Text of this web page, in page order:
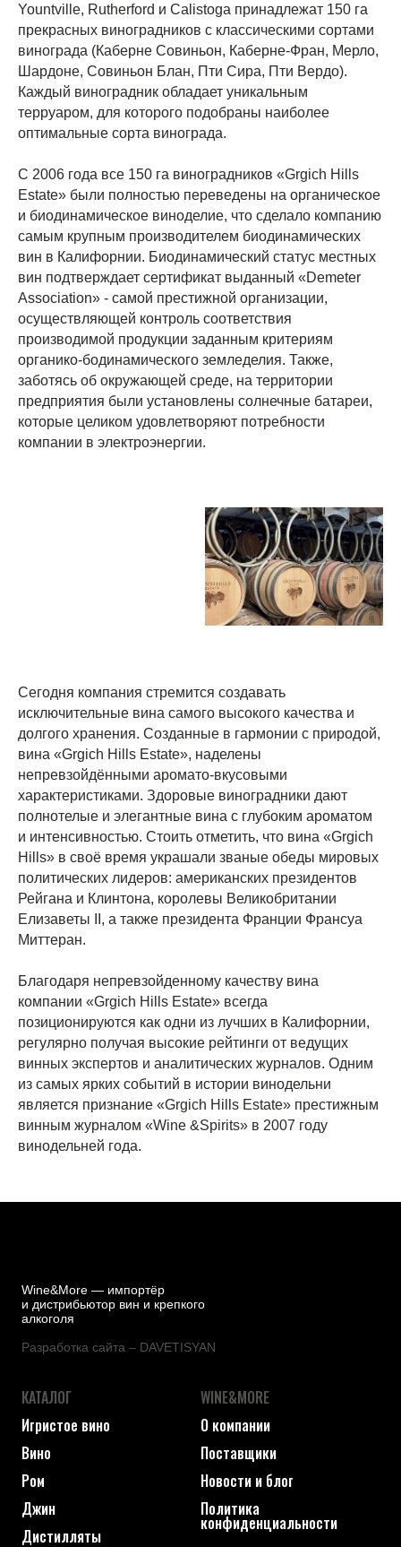
Yountville, Rutherford и Calistoga принадлежат 150 га
прекрасных виноградников с классическими сортами
винограда (Каберне Совиньон, Каберне-Фран, Мерло,
Шардоне, Совиньон Блан, Пти Сира, Пти Вердо).
Каждый виноградник обладает уникальным
терруаром, для которого подобраны наиболее
оптимальные сорта винограда.
С 2006 года все 150 га виноградников «Grgich Hills
Estate» были полностью переведены на органическое
и биодинамическое виноделие, что сделало компанию
самым крупным производителем биодинамических
вин в Калифорнии. Биодинамический статус местных
вин подтверждает сертификат выданный «Demeter
Association» - самой престижной организации,
осуществляющей контроль соответствия
производимой продукции заданным критериям
органико-бодинамического земледелия. Также,
заботясь об окружающей среде, на территории
предприятия были установлены солнечные батареи,
которые целиком удовлетворяют потребности
компании в электроэнергии.
Сегодня компания стремится создавать
исключительные вина самого высокого качества и
долгого хранения. Созданные в гармонии с природой,
вина «Grgich Hills Estate», наделены
непревзойдёнными аромато-вкусовыми
характеристиками. Здоровые виноградники дают
полнотелые и элегантные вина с глубоким ароматом
и интенсивностью. Стоить отметить, что вина «Grgich
Hills» в своё время украшали званые обеды мировых
политических лидеров: американских президентов
Рейгана и Клинтона, королевы Великобритании
Елизаветы II, а также президента Франции Франсуа
Миттеран.
Благодаря непревзойденному качеству вина
компании «Grgich Hills Estate» всегда
позиционируются как одни из лучших в Калифорнии,
регулярно получая высокие рейтинги от ведущих
винных экспертов и аналитических журналов. Одним
из самых ярких событий в истории винодельни
является признание «Grgich Hills Estate» престижным
винным журналом «Wine &Spirits» в 2007 году
винодельней года.
Wine&More — импортёр
и дистрибьютор вин и крепкого
алкоголя
Разработка сайта – DAVETISYAN
КАТАЛОГ
Игристое вино
Вино
Ром
Джин
Дистилляты
WINE&MORE
О компании
Поставщики
Новости и блог
Политика
конфиденциальности